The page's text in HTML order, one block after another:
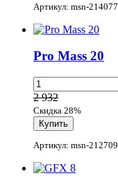
Артикул: msn-214077
Pro Mass 20
2 932
Скидка 28%
Артикул: msn-212709